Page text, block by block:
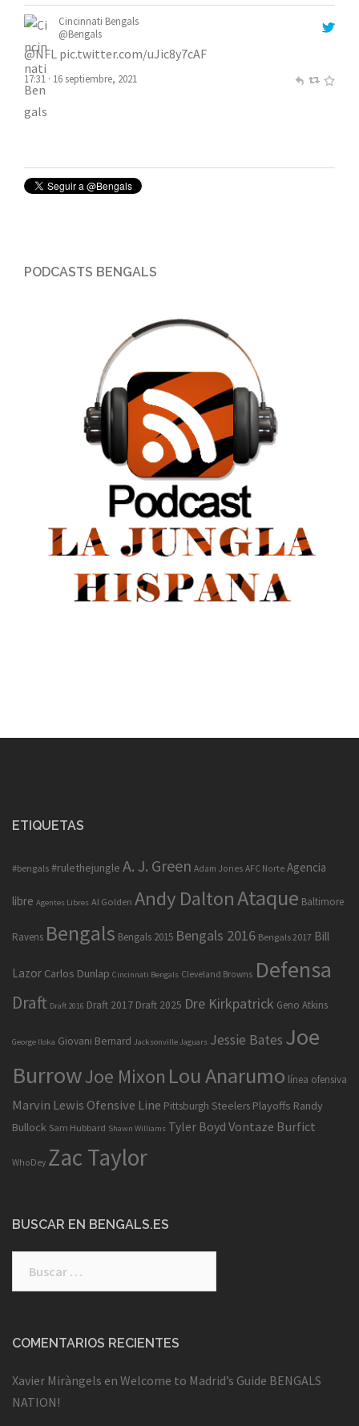
Cincinnati Bengals
@Bengals
@NFL pic.twitter.com/uJic8y7cAF
17:31 · 16 septiembre, 2021
PODCASTS BENGALS
ETIQUETAS
#bengals #rulethejungle A. J. Green Adam Jones AFC Norte Agencia
libre Agentes Libres Al Golden Andy DaltonAtaque Baltimore
Ravens Bengals Bengals 2015 Bengals 2016 Bengals 2017 Bill
Lazor Carlos Dunlap Cincinnati Bengals Cleveland Browns Defensa
Draft Draft 2016 Draft 2017 Draft 2025 Dre Kirkpatrick Geno Atkins
George Iloka Giovani Bernard Jacksonville Jaguars Jessie Bates Joe
BurrowJoe Mixon Lou Anarumo línea ofensiva
Marvin Lewis Ofensive Line Pittsburgh Steelers Playoffs Randy
Bullock Sam Hubbard Shawn Williams Tyler Boyd Vontaze Burfict
WhoDey Zac Taylor
BUSCAR EN BENGALS.ES
COMENTARIOS RECIENTES
Xavier Miràngels en Welcome to Madrid’s Guide BENGALS
NATION!